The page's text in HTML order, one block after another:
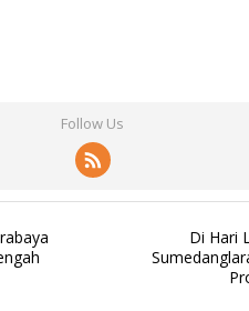
Follow Us
Di Hari